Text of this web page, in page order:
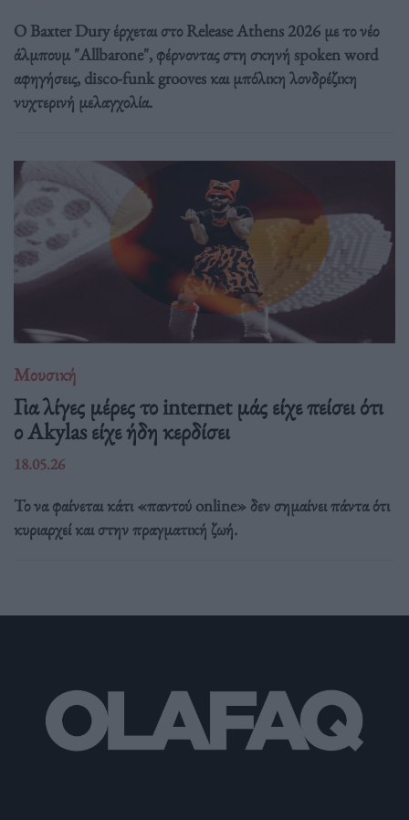
Ο Baxter Dury έρχεται στο Release Athens 2026 με το νέο
άλμπουμ "Allbarone", φέρνοντας στη σκηνή spoken word
αφηγήσεις, disco-funk grooves και μπόλικη λονδρέζικη
νυχτερινή μελαγχολία.
Μουσική
Για λίγες μέρες το internet μάς είχε πείσει ότι
ο Akylas είχε ήδη κερδίσει
18.05.26
Το να φαίνεται κάτι «παντού online» δεν σημαίνει πάντα ότι
κυριαρχεί και στην πραγματική ζωή.